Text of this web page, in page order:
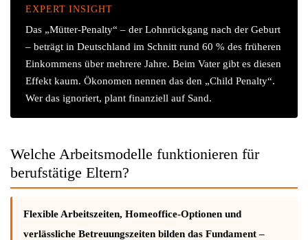
EXPERT INSIGHT
Das „Mütter-Penalty“ – der Lohnrückgang nach der Geburt
– beträgt in Deutschland im Schnitt rund 60 % des früheren
Einkommens über mehrere Jahre. Beim Vater gibt es diesen
Effekt kaum. Ökonomen nennen das den „Child Penalty“.
Wer das ignoriert, plant finanziell auf Sand.
Welche Arbeitsmodelle funktionieren für
berufstätige Eltern?
Flexible Arbeitszeiten, Homeoffice-Optionen und
verlässliche Betreuungszeiten bilden das Fundament –